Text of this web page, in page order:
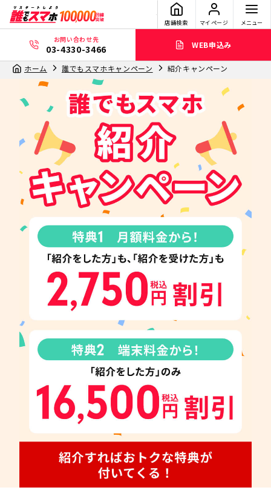
店舗検索 マイページ メニュー
お問い合わせ先
03-4330-3466 WEB申込み
ホーム 誰でもスマホキャンペーン 紹介キャンペーン